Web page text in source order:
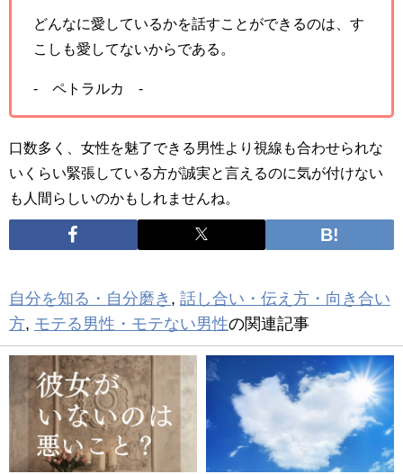
どんなに愛しているかを話すことができるのは、す
こしも愛してないからである。
- ペトラルカ -
口数多く、女性を魅了できる男性より視線も合わせられな
いくらい緊張している方が誠実と言えるのに気が付けない
も人間らしいのかもしれませんね。
自分を知る・自分磨き , 話し合い・伝え方・向き合い
方, モテる男性・モテない男性の関連記事